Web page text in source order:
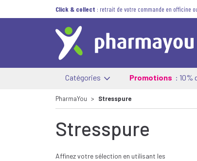
Click & collect : retrait de votre commande en officine
Catégories Promotions : 10%
PharmaYou Stresspure
Stresspure
Affinez votre sélection en utilisant les